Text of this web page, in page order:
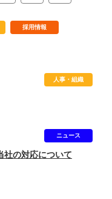
採用情報
人事・組織
ニュース
社の対応について